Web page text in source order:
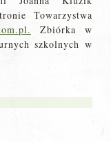
Towarzystwa
Zbiórka w
szkolnych w